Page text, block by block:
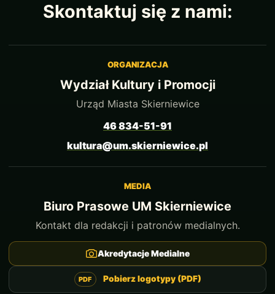
Skontaktuj się z nami:
ORGANIZACJA
Wydział Kultury i Promocji
Urząd Miasta Skierniewice
46 834-51-91
kultura@um.skierniewice.pl
MEDIA
Biuro Prasowe UM Skierniewice
Kontakt dla redakcji i patronów medialnych.
Akredytacje Medialne
Pobierz logotypy (PDF)